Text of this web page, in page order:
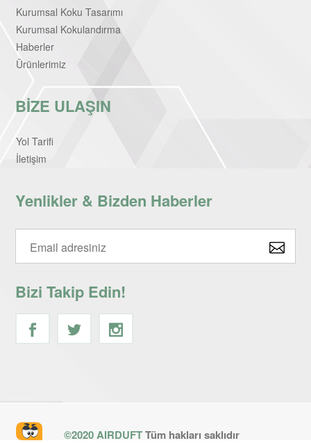
Kurumsal Koku Tasarımı
Kurumsal Kokulandırma
Haberler
Ürünlerimiz
BİZE ULAŞIN
Yol Tarifi
İletişim
Yenlikler & Bizden Haberler
Bizi Takip Edin!
©2020 AIRDUFTTüm hakları saklıdır